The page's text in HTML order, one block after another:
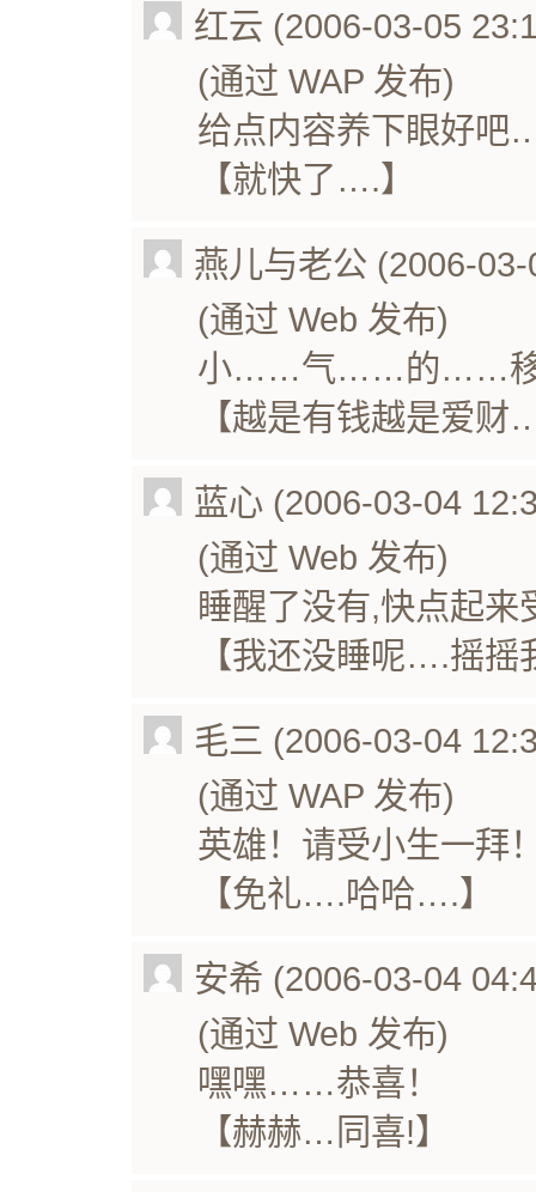
红云 (2006-03-05
(通过 WAP 发布)
给点内容养下眼好
【就快了….】
燕儿与老公 (2006-
(通过 Web 发布)
小……气……的……
【越是有钱越是爱
蓝心 (2006-03-04
(通过 Web 发布)
睡醒了没有,快点起来
【我还没睡呢….摇
毛三 (2006-03-04
(通过 WAP 发布)
英雄！请受小生一拜
【免礼….哈哈….】
安希 (2006-03-04
(通过 Web 发布)
嘿嘿……恭喜！
【赫赫…同喜!】